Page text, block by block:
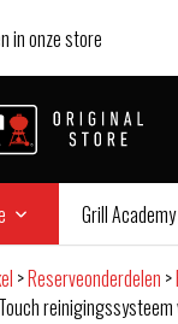
in onze store
Grill Academy
>Reserveonderdelen >
reinigingssysteem